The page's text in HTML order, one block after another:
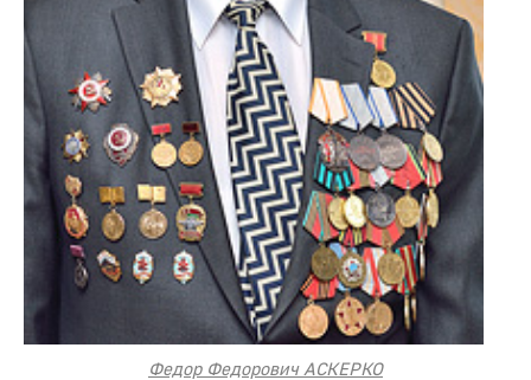
Федор Федорович АСКЕРКО